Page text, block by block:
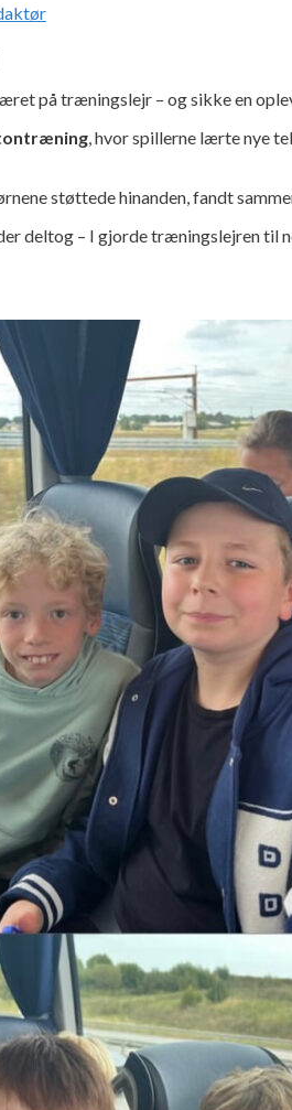
på træningslejr – og sikke en
, hvor spillerne lærte nye
støttede hinanden, fandt
deltog – I gjorde træningslejren til